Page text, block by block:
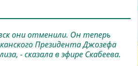
они отменили. Он теперь
Президента Джозефа
- сказала в эфире Скабеева.